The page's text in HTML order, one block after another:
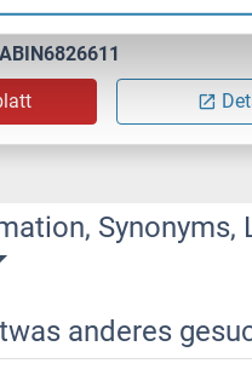
Synonyms,
anderes